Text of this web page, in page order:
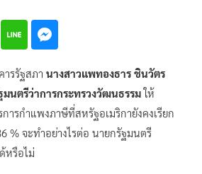
รรัฐสภา นางสาวแพทองธาร ชินวัตร
นตรีว่าการกระทรวงวัฒนธรรมให้
รกำแพงภาษีที่สหรัฐอเมริกายังคงเรียก
% จะทำอย่างไรต่อ นายกรัฐมนตรี
หรือไม่